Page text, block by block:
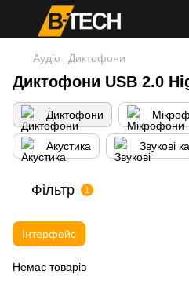
Аудіо Диктофони
Диктофони USB 2.0
Диктофони
Акустика Звукові
Фільтр 1
Інтерфейс
Немає товарів